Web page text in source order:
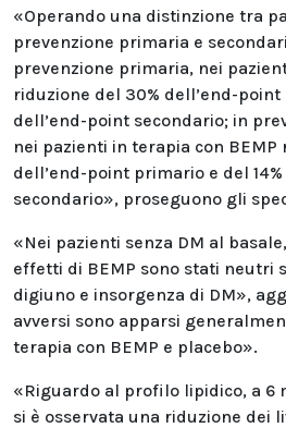
«Operando una distinzione tra
prevenzione primaria e
prevenzione primaria, nei
riduzione del 30% dell’end-
dell’end-point secondario; in
nei pazienti in terapia con BEMP
dell’end-point primario e del
secondario», proseguono gli
«Nei pazienti senza DM al
effetti di BEMP sono stati neutri
digiuno e insorgenza di DM»,
avversi sono apparsi
terapia con BEMP e placebo».
«Riguardo al profilo lipidico, a 6
si è osservata una riduzione dei